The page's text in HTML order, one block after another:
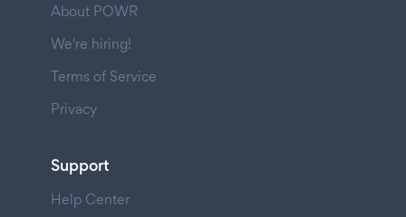
About POWR
We're hiring!
Terms of Service
Privacy
Support
Help Center